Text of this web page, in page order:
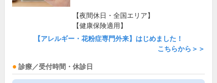
【夜間休日・全国エリア】
【健康保険適用】
【アレルギー・花粉症専門外来】はじめました！
こちらから＞＞
診療／受付時間・休診日